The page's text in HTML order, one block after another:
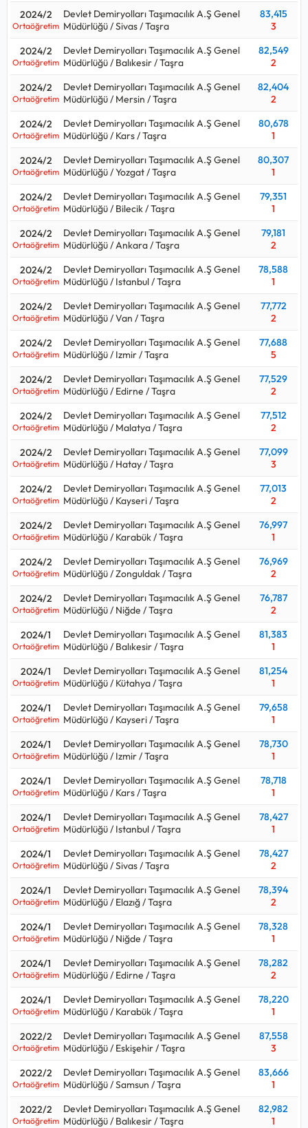
2024/2
Ortaöğretim
Devlet Demiryolları Taşımacılık A.Ş Genel
Müdürlüğü / Sivas / Taşra
83,415
3
2024/2
Ortaöğretim
Devlet Demiryolları Taşımacılık A.Ş Genel
Müdürlüğü / Balıkesir / Taşra
82,549
2
2024/2
Ortaöğretim
Devlet Demiryolları Taşımacılık A.Ş Genel
Müdürlüğü / Mersin / Taşra
82,404
2
2024/2
Ortaöğretim
Devlet Demiryolları Taşımacılık A.Ş Genel
Müdürlüğü / Kars / Taşra
80,678
1
2024/2
Ortaöğretim
Devlet Demiryolları Taşımacılık A.Ş Genel
Müdürlüğü / Yozgat / Taşra
80,307
1
2024/2
Ortaöğretim
Devlet Demiryolları Taşımacılık A.Ş Genel
Müdürlüğü / Bilecik / Taşra
79,351
1
2024/2
Ortaöğretim
Devlet Demiryolları Taşımacılık A.Ş Genel
Müdürlüğü / Ankara / Taşra
79,181
2
2024/2
Ortaöğretim
Devlet Demiryolları Taşımacılık A.Ş Genel
Müdürlüğü / Istanbul / Taşra
78,588
1
2024/2
Ortaöğretim
Devlet Demiryolları Taşımacılık A.Ş Genel
Müdürlüğü / Van / Taşra
77,772
2
2024/2
Ortaöğretim
Devlet Demiryolları Taşımacılık A.Ş Genel
Müdürlüğü / Izmir / Taşra
77,688
5
2024/2
Ortaöğretim
Devlet Demiryolları Taşımacılık A.Ş Genel
Müdürlüğü / Edirne / Taşra
77,529
2
2024/2
Ortaöğretim
Devlet Demiryolları Taşımacılık A.Ş Genel
Müdürlüğü / Malatya / Taşra
77,512
2
2024/2
Ortaöğretim
Devlet Demiryolları Taşımacılık A.Ş Genel
Müdürlüğü / Hatay / Taşra
77,099
3
2024/2
Ortaöğretim
Devlet Demiryolları Taşımacılık A.Ş Genel
Müdürlüğü / Kayseri / Taşra
77,013
2
2024/2
Ortaöğretim
Devlet Demiryolları Taşımacılık A.Ş Genel
Müdürlüğü / Karabük / Taşra
76,997
1
2024/2
Ortaöğretim
Devlet Demiryolları Taşımacılık A.Ş Genel
Müdürlüğü / Zonguldak / Taşra
76,969
2
2024/2
Ortaöğretim
Devlet Demiryolları Taşımacılık A.Ş Genel
Müdürlüğü / Niğde / Taşra
76,787
2
2024/1
Ortaöğretim
Devlet Demiryolları Taşımacılık A.Ş Genel
Müdürlüğü / Balıkesir / Taşra
81,383
1
2024/1
Ortaöğretim
Devlet Demiryolları Taşımacılık A.Ş Genel
Müdürlüğü / Kütahya / Taşra
81,254
1
2024/1
Ortaöğretim
Devlet Demiryolları Taşımacılık A.Ş Genel
Müdürlüğü / Kayseri / Taşra
79,658
1
2024/1
Ortaöğretim
Devlet Demiryolları Taşımacılık A.Ş Genel
Müdürlüğü / Izmir / Taşra
78,730
1
2024/1
Ortaöğretim
Devlet Demiryolları Taşımacılık A.Ş Genel
Müdürlüğü / Kars / Taşra
78,718
1
2024/1
Ortaöğretim
Devlet Demiryolları Taşımacılık A.Ş Genel
Müdürlüğü / Istanbul / Taşra
78,427
1
2024/1
Ortaöğretim
Devlet Demiryolları Taşımacılık A.Ş Genel
Müdürlüğü / Sivas / Taşra
78,427
2
2024/1
Ortaöğretim
Devlet Demiryolları Taşımacılık A.Ş Genel
Müdürlüğü / Elazığ / Taşra
78,394
2
2024/1
Ortaöğretim
Devlet Demiryolları Taşımacılık A.Ş Genel
Müdürlüğü / Niğde / Taşra
78,328
1
2024/1
Ortaöğretim
Devlet Demiryolları Taşımacılık A.Ş Genel
Müdürlüğü / Edirne / Taşra
78,282
2
2024/1
Ortaöğretim
Devlet Demiryolları Taşımacılık A.Ş Genel
Müdürlüğü / Karabük / Taşra
78,220
1
2022/2
Ortaöğretim
Devlet Demiryolları Taşımacılık A.Ş Genel
Müdürlüğü / Eskişehir / Taşra
87,558
3
2022/2
Ortaöğretim
Devlet Demiryolları Taşımacılık A.Ş Genel
Müdürlüğü / Samsun / Taşra
83,666
1
2022/2
Ortaöğretim
Devlet Demiryolları Taşımacılık A.Ş Genel
Müdürlüğü / Balıkesir / Taşra
82,982
1